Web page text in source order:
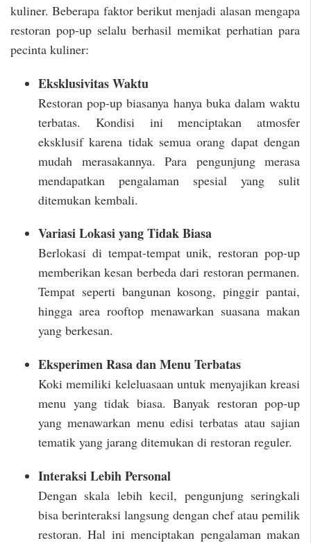
kuliner. Beberapa faktor berikut menjadi alasan mengapa
restoran pop-up selalu berhasil memikat perhatian para
pecinta kuliner:
Eksklusivitas Waktu
Restoran pop-up biasanya hanya buka dalam waktu
terbatas. Kondisi ini menciptakan atmosfer
eksklusif karena tidak semua orang dapat dengan
mudah merasakannya. Para pengunjung merasa
mendapatkan pengalaman spesial yang sulit
ditemukan kembali.
Variasi Lokasi yang Tidak Biasa
Berlokasi di tempat-tempat unik, restoran pop-up
memberikan kesan berbeda dari restoran permanen.
Tempat seperti bangunan kosong, pinggir pantai,
hingga area rooftop menawarkan suasana makan
yang berkesan.
Eksperimen Rasa dan Menu Terbatas
Koki memiliki keleluasaan untuk menyajikan kreasi
menu yang tidak biasa. Banyak restoran pop-up
yang menawarkan menu edisi terbatas atau sajian
tematik yang jarang ditemukan di restoran reguler.
Interaksi Lebih Personal
Dengan skala lebih kecil, pengunjung seringkali
bisa berinteraksi langsung dengan chef atau pemilik
restoran. Hal ini menciptakan pengalaman makan